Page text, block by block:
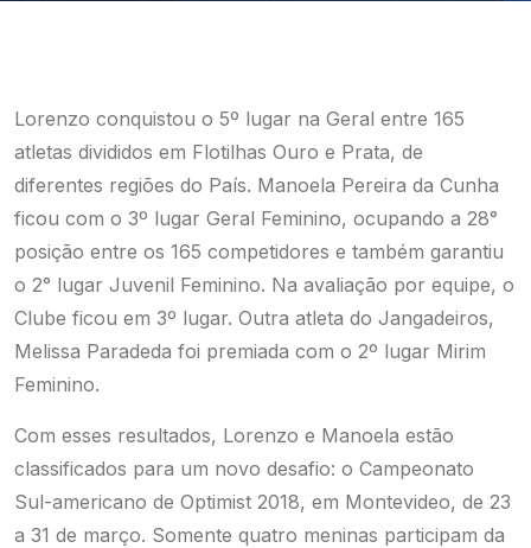
Lorenzo conquistou o 5º lugar na Geral entre 165
atletas divididos em Flotilhas Ouro e Prata, de
diferentes regiões do País. Manoela Pereira da Cunha
ficou com o 3º lugar Geral Feminino, ocupando a 28°
posição entre os 165 competidores e também garantiu
o 2° lugar Juvenil Feminino. Na avaliação por equipe, o
Clube ficou em 3º lugar. Outra atleta do Jangadeiros,
Melissa Paradeda foi premiada com o 2º lugar Mirim
Feminino.
Com esses resultados, Lorenzo e Manoela estão
classificados para um novo desafio: o Campeonato
Sul-americano de Optimist 2018, em Montevideo, de 23
a 31 de março. Somente quatro meninas participam da